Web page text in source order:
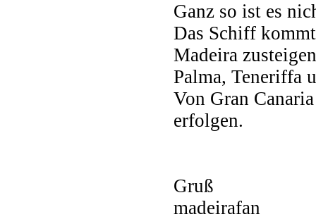
Ganz so ist es
Das Schiff
Madeira
Palma, Teneriffa
Von Gran
erfolgen.
Gruß
madeirafan